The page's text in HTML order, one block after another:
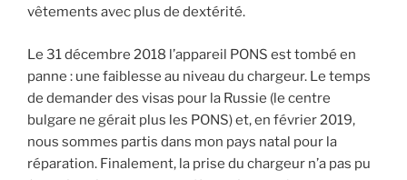
vêtements avec plus de dextérité.
Le 31 décembre 2018 l’appareil PONS est tombé en
panne : une faiblesse au niveau du chargeur. Le temps
de demander des visas pour la Russie (le centre
bulgare ne gérait plus les PONS) et, en février 2019,
nous sommes partis dans mon pays natal pour la
réparation. Finalement, la prise du chargeur n’a pas pu